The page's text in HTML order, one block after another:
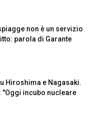
non è un servizio
parola di Garante
Hiroshima e Nagasaki.
"Oggi incubo nucleare